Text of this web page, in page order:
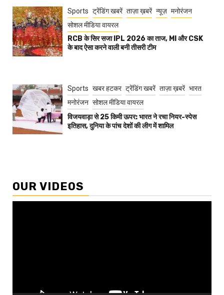
Sports ट्रेंडिंग खबरें ताज़ा ख़बरें न्यूज़ मनोरंजन
सोशल मीडिया वायरल
RCB के सिर सजा IPL 2026 का ताज, MI और CSK
के बाद ऐसा करने वाली बनी तीसरी टीम
Sports खबर हटकर ट्रेंडिंग खबरें ताज़ा ख़बरें भारत
मनोरंजन सोशल मीडिया वायरल
विजयवाड़ा से 25 किमी ऊपर: भारत ने रचा नियर-स्पेस
इतिहास, दुनिया के पांच देशों की लीग में शामिल
OUR VIDEOS